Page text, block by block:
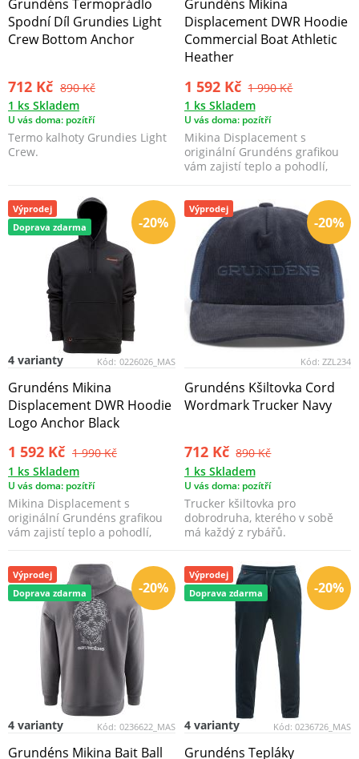
Grundéns Termoprádlo
Spodní Díl Grundies Light
Crew Bottom Anchor
712 Kč 890 Kč
1 ks Skladem
U vás doma: pozítří
Termo kalhoty Grundies Light
Crew.
Grundéns Mikina
Displacement DWR Hoodie
Commercial Boat Athletic
Heather
1 592 Kč 1 990 Kč
1 ks Skladem
U vás doma: pozítří
Mikina Displacement s
originální Grundéns grafikou
vám zajistí teplo a pohodlí,
-20%
Výprodej
Doprava zdarma
Kód: 0226026_MAS
4 varianty
Grundéns Mikina
Displacement DWR Hoodie
Logo Anchor Black
1 592 Kč 1 990 Kč
1 ks Skladem
U vás doma: pozítří
Mikina Displacement s
originální Grundéns grafikou
vám zajistí teplo a pohodlí,
-20%
Výprodej
Kód: ZZL234
Grundéns Kšiltovka Cord
Wordmark Trucker Navy
712 Kč 890 Kč
1 ks Skladem
U vás doma: pozítří
Trucker kšiltovka pro
dobrodruha, kterého v sobě
má každý z rybářů.
-20%
Výprodej
Doprava zdarma
Kód: 0236622_MAS
4 varianty
Grundéns Mikina Bait Ball
-20%
Výprodej
Doprava zdarma
Kód: 0236726_MAS
4 varianty
Grundéns Tepláky